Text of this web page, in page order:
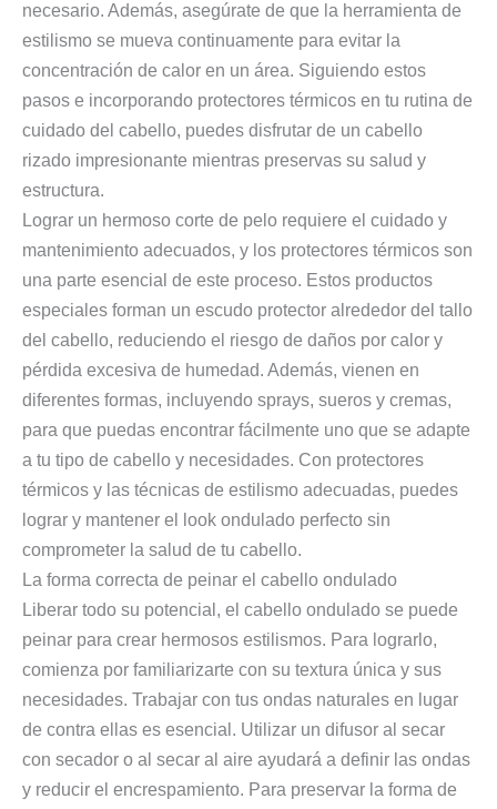
necesario. Además, asegúrate de que la herramienta de
estilismo se mueva continuamente para evitar la
concentración de calor en un área. Siguiendo estos
pasos e incorporando protectores térmicos en tu rutina de
cuidado del cabello, puedes disfrutar de un cabello
rizado impresionante mientras preservas su salud y
estructura.
Lograr un hermoso corte de pelo requiere el cuidado y
mantenimiento adecuados, y los protectores térmicos son
una parte esencial de este proceso. Estos productos
especiales forman un escudo protector alrededor del tallo
del cabello, reduciendo el riesgo de daños por calor y
pérdida excesiva de humedad. Además, vienen en
diferentes formas, incluyendo sprays, sueros y cremas,
para que puedas encontrar fácilmente uno que se adapte
a tu tipo de cabello y necesidades. Con protectores
térmicos y las técnicas de estilismo adecuadas, puedes
lograr y mantener el look ondulado perfecto sin
comprometer la salud de tu cabello.
La forma correcta de peinar el cabello ondulado
Liberar todo su potencial, el cabello ondulado se puede
peinar para crear hermosos estilismos. Para lograrlo,
comienza por familiarizarte con su textura única y sus
necesidades. Trabajar con tus ondas naturales en lugar
de contra ellas es esencial. Utilizar un difusor al secar
con secador o al secar al aire ayudará a definir las ondas
y reducir el encrespamiento. Para preservar la forma de